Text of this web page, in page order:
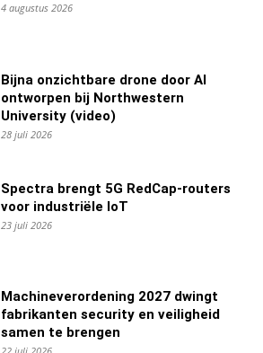
4 augustus 2026
Bijna onzichtbare drone door AI
ontworpen bij Northwestern
University (video)
28 juli 2026
Spectra brengt 5G RedCap-routers
voor industriële IoT
23 juli 2026
Machineverordening 2027 dwingt
fabrikanten security en veiligheid
samen te brengen